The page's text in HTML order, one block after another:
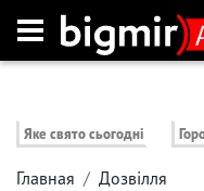
Яке свято сьогодні
Главная Дозвілля